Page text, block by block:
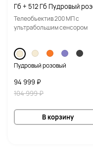
Гб + 512 Гб Пудровый
ый
Телеобъектив 200 МП с
ультрабольшим сенсором
Пудровый розовый
94 999 ₽
104 999 ₽
В корзину